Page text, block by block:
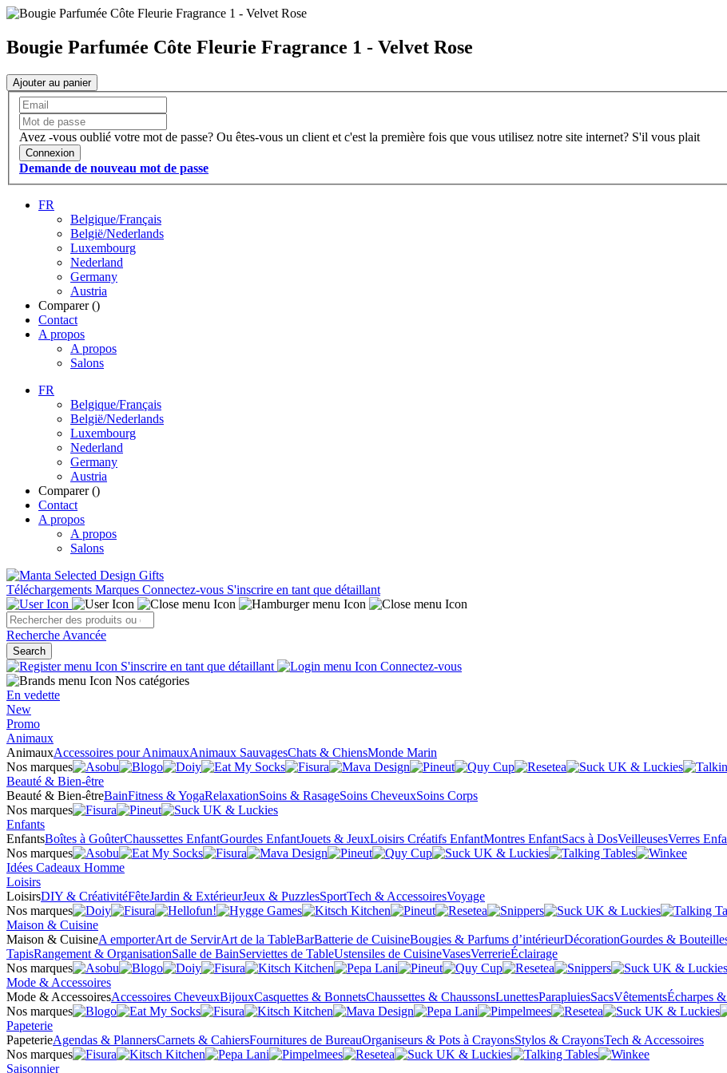
Bougie Parfumée Côte Fleurie Fragrance 1 - Velvet Rose
Ajouter au panier
Avez -vous oublié votre mot de passe? Ou êtes-vous un client et c'est la première fois que vous utilisez notre site internet? S'il vous plait
Connexion
Demande de nouveau mot de passe
FR
Belgique/Français
België/Nederlands
Luxembourg
Nederland
Germany
Austria
Comparer ()
Contact
A propos
A propos
Salons
FR
Belgique/Français
België/Nederlands
Luxembourg
Nederland
Germany
Austria
Comparer ()
Contact
A propos
A propos
Salons
Téléchargements Marques Connectez-vous S'inscrire en tant que détaillant
Recherche Avancée
Search
S'inscrire en tant que détaillant
Connectez-vous
Nos catégories
En vedette
New
Promo
Animaux
AnimauxAccessoires pour AnimauxAnimaux SauvagesChats & ChiensMonde Marin
Nos marques
Beauté & Bien-être
Beauté & Bien-êtreBainFitness & YogaRelaxationSoins & RasageSoins CheveuxSoins Corps
Nos marques
Enfants
EnfantsBoîtes à GoûterChaussettes EnfantGourdes EnfantJouets & JeuxLoisirs Créatifs EnfantMontres EnfantSacs à DosVeilleusesVerres
Nos marques
Idées Cadeaux Homme
Loisirs
LoisirsDIY & CréativitéFêteJardin & ExtérieurJeux & PuzzlesSportTech & AccessoiresVoyage
Nos marques
Maison & Cuisine
Maison & CuisineA emporterArt de ServirArt de la TableBarBatterie de CuisineBougies & Parfums d’intérieurDécorationGourdes &
TapisRangement & OrganisationSalle de BainServiettes de TableUstensiles de CuisineVasesVerrerieÉclairage
Nos marques
Mode & Accessoires
Mode & AccessoiresAccessoires CheveuxBijouxCasquettes & BonnetsChaussettes & ChaussonsLunettesParapluiesSacsVêtementsÉcharpes
Nos marques
Papeterie
PapeterieAgendas & PlannersCarnets & CahiersFournitures de BureauOrganiseurs & Pots à CrayonsStylos & CrayonsTech & Accessoires
Nos marques
Saisonnier